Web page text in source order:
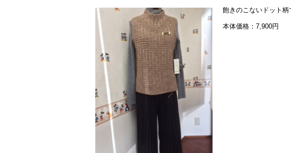
飽きのこないドット
本体価格：7,900円